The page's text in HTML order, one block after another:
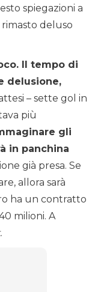
spiegazioni a
deluso
Il tempo di
delusione,
– sette gol in
più
gli
in panchina
già presa. Se
allora sarà
ha un contratto
milioni. A